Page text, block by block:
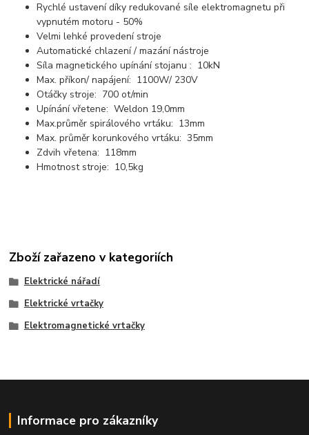
Rychlé ustavení díky redukované síle elektromagnetu při
vypnutém motoru - 50%
Velmi lehké provedení stroje
Automatické chlazení / mazání nástroje
Síla magnetického upínání stojanu : 10kN
Max. příkon/ napájení: 1100W/ 230V
Otáčky stroje: 700 ot/min
Upínání vřetene: Weldon 19,0mm
Max.průměr spirálového vrtáku: 13mm
Max. průměr korunkového vrtáku: 35mm
Zdvih vřetena: 118mm
Hmotnost stroje: 10,5kg
Zboží zařazeno v kategoriích
Elektrické nářadí
Elektrické vrtačky
Elektromagnetické vrtačky
Informace pro zákazníky